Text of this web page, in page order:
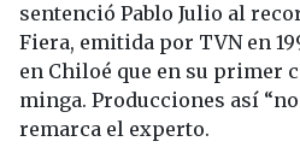
sentenció Pablo Julio al
Fiera, emitida por TVN en
en Chiloé que en su primer
minga. Producciones así
remarca el experto.